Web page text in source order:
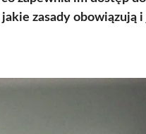
zasady obowiązują